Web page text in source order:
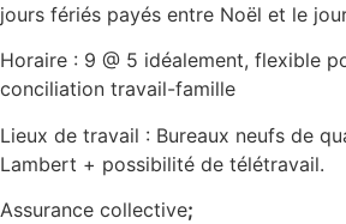
jours fériés payés entre Noël et le jour
Horaire : 9 @ 5 idéalement, flexible
conciliation travail-famille
Lieux de travail : Bureaux neufs de
Lambert + possibilité de télétravail.
Assurance collective;